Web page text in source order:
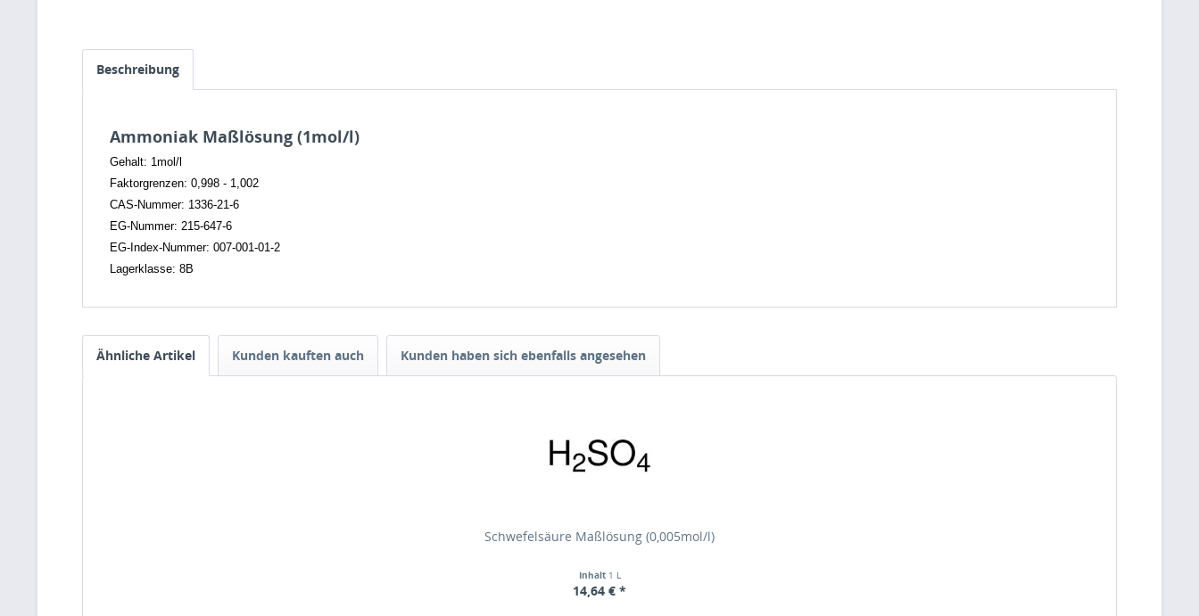
Beschreibung
Ammoniak Maßlösung (1mol/l)
Gehalt: 1mol/l
Faktorgrenzen: 0,998 - 1,002
CAS-Nummer: 1336-21-6
EG-Nummer: 215-647-6
EG-Index-Nummer: 007-001-01-2
Lagerklasse: 8B
Ähnliche Artikel Kunden kauften auch Kunden haben sich ebenfalls angesehen
Schwefelsäure Maßlösung (0,005mol/l)
Inhalt 1 L
14,64 € *